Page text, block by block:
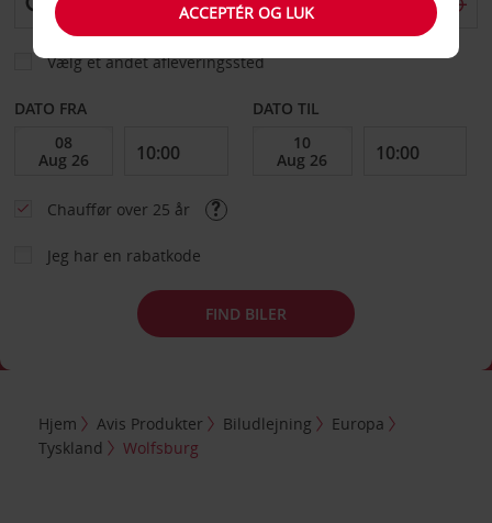
Vælg et andet afleveringssted
DATO FRA DATO TIL
Chauffør over 25 år
Jeg har en rabatkode
FIND BILER
Hjem Avis Produkter Biludlejning
Europa
Tyskland
Wolfsburg
ACCEPTÉR OG LUK